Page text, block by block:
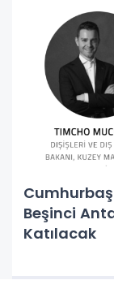
Beşinci
Katılacak